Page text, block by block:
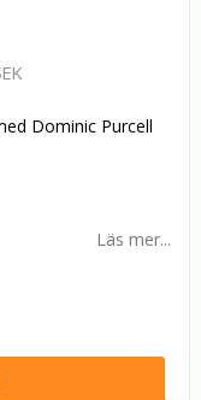
Dominic Purcell
Läs mer...